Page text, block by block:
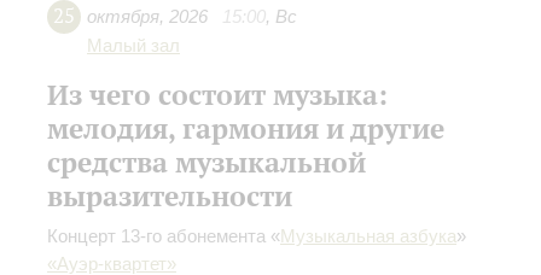
25 октября, 2026 15:00, Вс
Малый зал
Из чего состоит музыка:
мелодия, гармония и другие
средства музыкальной
выразительности
Концерт 13-го абонемента «Музыкальная азбука»
«Ауэр-квартет»